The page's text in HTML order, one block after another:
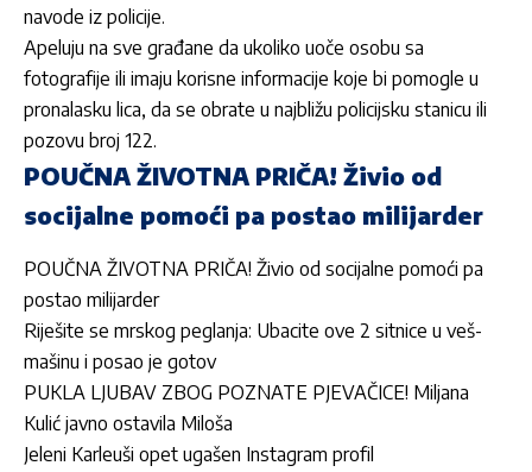
navode iz policije.
Apeluju na sve građane da ukoliko uoče osobu sa
fotografije ili imaju korisne informacije koje bi pomogle u
pronalasku lica, da se obrate u najbližu policijsku stanicu ili
pozovu broj 122.
POUČNA ŽIVOTNA PRIČA! Živio od
socijalne pomoći pa postao milijarder
POUČNA ŽIVOTNA PRIČA! Živio od socijalne pomoći pa
postao milijarder
Riješite se mrskog peglanja: Ubacite ove 2 sitnice u veš-
mašinu i posao je gotov
PUKLA LJUBAV ZBOG POZNATE PJEVAČICE! Miljana
Kulić javno ostavila Miloša
Jeleni Karleuši opet ugašen Instagram profil